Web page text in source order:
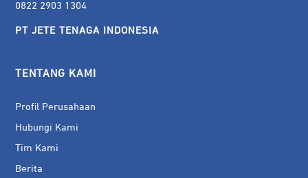
0822 2903 1304
PT JETE TENAGA INDONESIA
TENTANG KAMI
Profil Perusahaan
Hubungi Kami
Tim Kami
Berita